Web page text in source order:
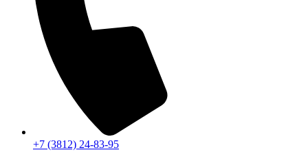
+7 (3812) 24-83-95